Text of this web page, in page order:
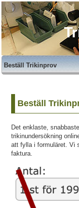
Beställ
Det enklaste,
trikinundersökning
att fylla i formuläret. Vi
faktura.